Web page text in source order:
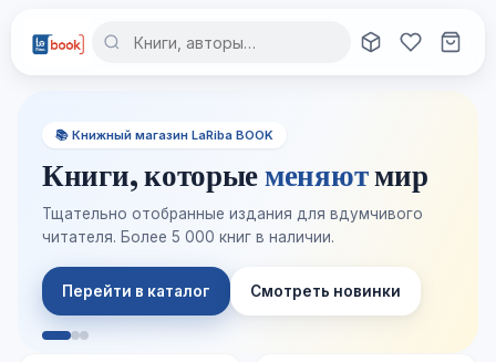
📚 Книжный магазин LaRiba BOOK
Книги, которыеменяютмир
Тщательно отобранные издания для вдумчивого
читателя. Более 5 000 книг в наличии.
Перейти в каталог Смотреть новинки